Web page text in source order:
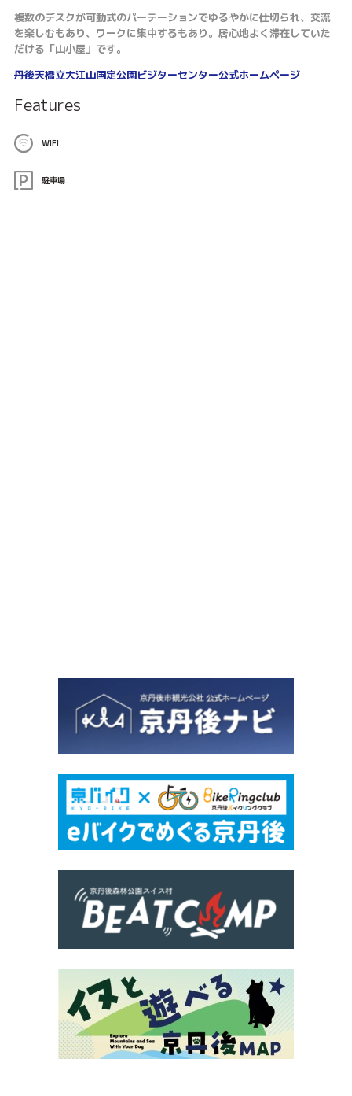
複数のデスクが可動式のパーテーションでゆるやかに仕切られ、交流
を楽しむもあり、ワークに集中するもあり。居心地よく滞在していた
だける「山小屋」です。
丹後天橋立大江山国定公園ビジターセンター公式ホームページ
Features
WIFI
駐車場